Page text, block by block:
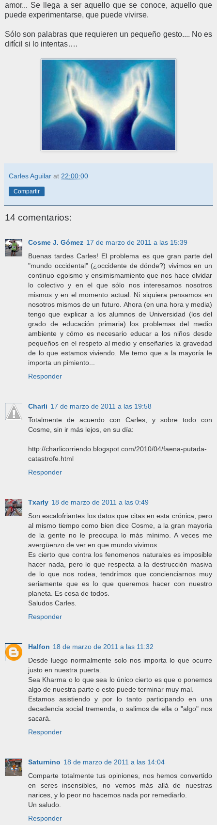
amor... Se llega a ser aquello que se conoce, aquello que
puede experimentarse, que puede vivirse.
Sólo son palabras que requieren un pequeño gesto.... No es
difícil si lo intentas….
Carles Aguilar at 22:00:00
Compartir
14 comentarios:
Cosme J. Gómez 17 de marzo de 2011 a las 15:39
Buenas tardes Carles! El problema es que gran parte del
"mundo occidental" (¿occidente de dónde?) vivimos en un
continuo egoismo y ensimismamiento que nos hace olvidar
lo colectivo y en el que sólo nos interesamos nosotros
mismos y en el momento actual. Ni siquiera pensamos en
nosotros mismos de un futuro. Ahora (en una hora y media)
tengo que explicar a los alumnos de Universidad (los del
grado de educación primaria) los problemas del medio
ambiente y cómo es necesario educar a los niños desde
pequeños en el respeto al medio y enseñarles la gravedad
de lo que estamos viviendo. Me temo que a la mayoría le
importa un pimiento...
Responder
Charli 17 de marzo de 2011 a las 19:58
Totalmente de acuerdo con Carles, y sobre todo con
Cosme, sin ir más lejos, en su día:
http://charlicorriendo.blogspot.com/2010/04/faena-putada-
catastrofe.html
Responder
Txarly 18 de marzo de 2011 a las 0:49
Son escalofriantes los datos que citas en esta crónica, pero
al mismo tiempo como bien dice Cosme, a la gran mayoria
de la gente no le preocupa lo más mínimo. A veces me
avergüenzo de ver en que mundo vivimos.
Es cierto que contra los fenomenos naturales es imposible
hacer nada, pero lo que respecta a la destrucción masiva
de lo que nos rodea, tendrímos que concienciarnos muy
seriamente que es lo que queremos hacer con nuestro
planeta. Es cosa de todos.
Saludos Carles.
Responder
Halfon 18 de marzo de 2011 a las 11:32
Desde luego normalmente solo nos importa lo que ocurre
justo en nuestra puerta.
Sea Kharma o lo que sea lo único cierto es que o ponemos
algo de nuestra parte o esto puede terminar muy mal.
Estamos asistiendo y por lo tanto participando en una
decadencia social tremenda, o salimos de ella o "algo" nos
sacará.
Responder
Saturnino 18 de marzo de 2011 a las 14:04
Comparte totalmente tus opiniones, nos hemos convertido
en seres insensibles, no vemos más allá de nuestras
narices, y lo peor no hacemos nada por remediarlo.
Un saludo.
Responder